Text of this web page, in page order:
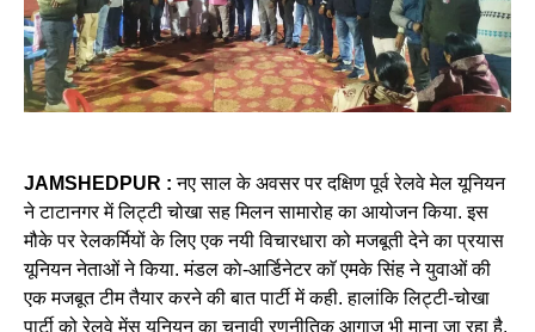
JAMSHEDPUR : नए साल के अवसर पर दक्षिण पूर्व रेलवे मेल यूनियन
ने टाटानगर में लिट्टी चोखा सह मिलन सामारोह का आयोजन किया. इस
मौके पर रेलकर्मियों के लिए एक नयी विचारधारा को मजबूती देने का प्रयास
यूनियन नेताओं ने किया. मंडल काे-आर्डिनेटर काॅ एमके सिंह ने युवाओं की
एक मजबूत टीम तैयार करने की बात पार्टी में कही. हालांकि लिट्टी-चोखा
पार्टी को रेलवे मेंस यूनियन का चुनावी रणनीतिक आगाज भी माना जा रहा है.